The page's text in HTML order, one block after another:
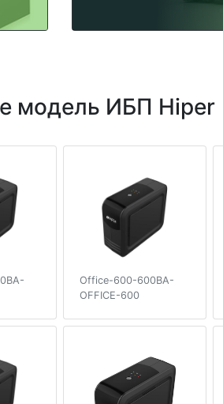
модель ИБП Hiper
Office-600-600ВA-
OFFICE-600